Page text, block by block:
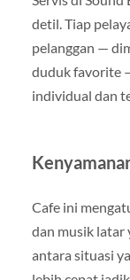
detil. Tiap
pelanggan —
duduk favorite
individual dan
Cafe ini
dan musik latar
antara situasi